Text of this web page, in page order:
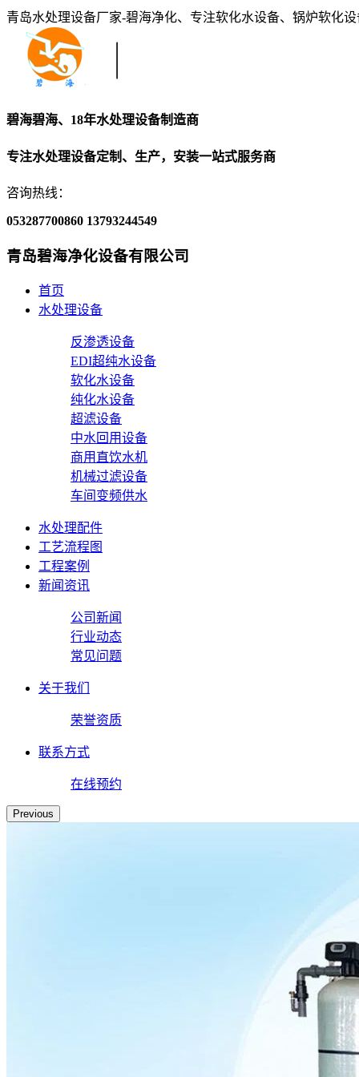
青岛水处理设备厂家-碧海净化、专注软化水设备、锅炉软化
碧海碧海、18年水处理设备制造商
专注水处理设备定制、生产，安装一站式服务商
咨询热线：
053287700860 13793244549
青岛碧海净化设备有限公司
首页
水处理设备
反渗透设备
EDI超纯水设备
软化水设备
纯化水设备
超滤设备
中水回用设备
商用直饮水机
机械过滤设备
车间变频供水
水处理配件
工艺流程图
工程案例
新闻资讯
公司新闻
行业动态
常见问题
关于我们
荣誉资质
联系方式
在线预约
Previous